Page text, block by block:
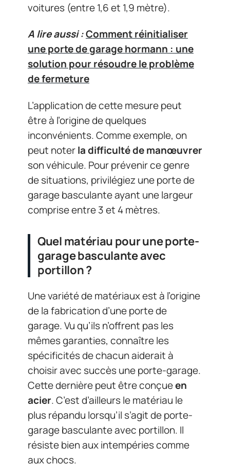
voitures (entre 1,6 et 1,9 mètre).
A lire aussi :Comment réinitialiser
une porte de garage hormann : une
solution pour résoudre le problème
de fermeture
L’application de cette mesure peut
être à l’origine de quelques
inconvénients. Comme exemple, on
peut noterla difficulté de manœuvrer
son véhicule. Pour prévenir ce genre
de situations, privilégiez une porte de
garage basculante ayant une largeur
comprise entre 3 et 4 mètres.
Quel matériau pour une porte-
garage basculante avec
portillon ?
Une variété de matériaux est à l’origine
de la fabrication d’une porte de
garage. Vu qu’ils n’offrent pas les
mêmes garanties, connaître les
spécificités de chacun aiderait à
choisir avec succès une porte-garage.
Cette dernière peut être conçueen
acier. C’est d’ailleurs le matériau le
plus répandu lorsqu’il s’agit de porte-
garage basculante avec portillon. Il
résiste bien aux intempéries comme
aux chocs.